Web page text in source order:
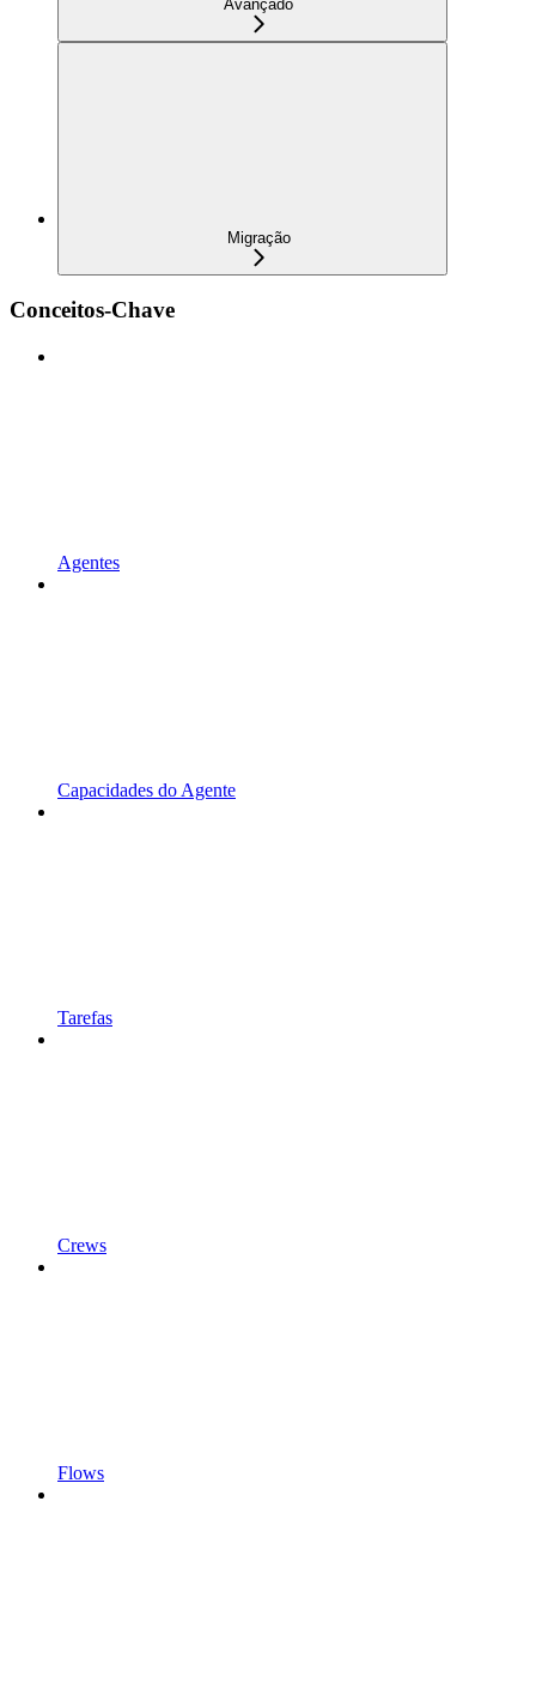
Avançado
Migração
Conceitos-Chave
Agentes
Capacidades do Agente
Tarefas
Crews
Flows